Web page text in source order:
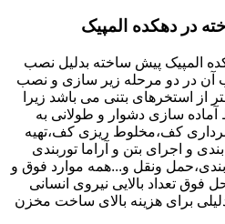
در دهکده المپیک
المپیک پیش ساخته بدلیل نصب
آن در دو مرحله زیر سازی و نصب
از استخرهای بتنی می باشد زیرا
آماده سازی دشوار و طولانی به
کف،مخلوط ریزی کف،تهیه
و اجرای بتن و آراما توربندی
ونقل و...همه موارد فوق و
فوق تعداد بالایی نیروی انسانی
برای هزینه بالای ساخت مخزن